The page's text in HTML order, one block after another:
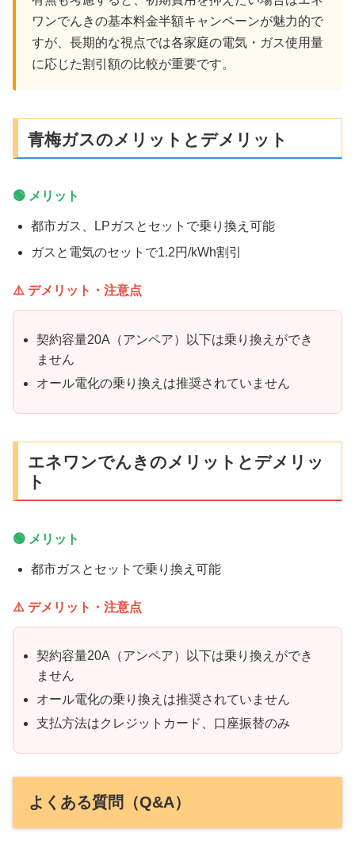
ワンでんきの基本料金半額キャンペーンが魅力的で
すが、長期的な視点では各家庭の電気・ガス使用量
に応じた割引額の比較が重要です。
青梅ガスのメリットとデメリット
🟢 メリット
都市ガス、LPガスとセットで乗り換え可能
ガスと電気のセットで1.2円/kWh割引
⚠️ デメリット・注意点
契約容量20A（アンペア）以下は乗り換えができ
ません
オール電化の乗り換えは推奨されていません
エネワンでんきのメリットとデメリッ
ト
🟢 メリット
都市ガスとセットで乗り換え可能
⚠️ デメリット・注意点
契約容量20A（アンペア）以下は乗り換えができ
ません
オール電化の乗り換えは推奨されていません
支払方法はクレジットカード、口座振替のみ
よくある質問（Q&A）